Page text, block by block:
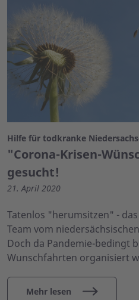
Hilfe für todkranke
"Corona-Krisen-
gesucht!
21. April 2020
Tatenlos "herumsitzen" -
Team vom
Doch da Pandemie-bedingt
Wunschfahrten organisiert
Mehr lesen